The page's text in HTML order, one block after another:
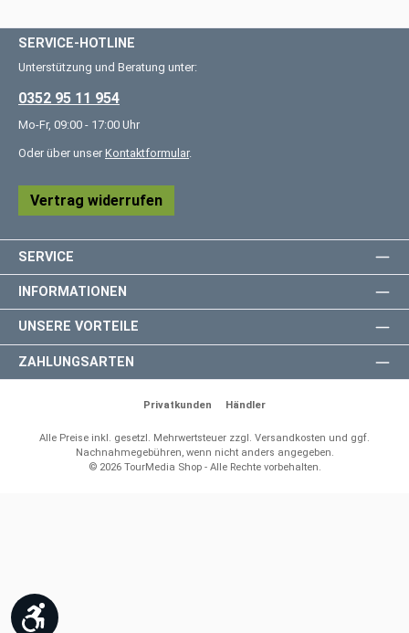
SERVICE-HOTLINE
Unterstützung und Beratung unter:
0352 95 11 954
Mo-Fr, 09:00 - 17:00 Uhr
Oder über unser Kontaktformular.
Vertrag widerrufen
SERVICE
INFORMATIONEN
UNSERE VORTEILE
ZAHLUNGSARTEN
Privatkunden Händler
Alle Preise inkl. gesetzl. Mehrwertsteuer zzgl. Versandkosten und ggf.
Nachnahmegebühren, wenn nicht anders angegeben.
© 2026 TourMedia Shop - Alle Rechte vorbehalten.
Werkzeugleiste anzeigen